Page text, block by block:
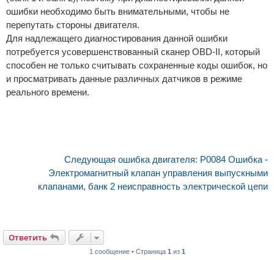
ошибки необходимо быть внимательными, чтобы не
перепутать стороны двигателя.
Для надлежащего диагностирования данной ошибки
потребуется усовершенствованный сканер OBD-II, который
способен не только считывать сохраненные коды ошибок, но
и просматривать данные различных датчиков в режиме
реального времени.
Следующая ошибка двигателя: P0084 Ошибка -
Электромагнитный клапан управления выпускными
клапанами, банк 2 неисправность электрической цепи
Ответить
1 сообщение • Страница 1 из 1